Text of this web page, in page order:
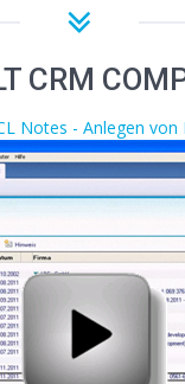
CRM
Notes - Anlegen